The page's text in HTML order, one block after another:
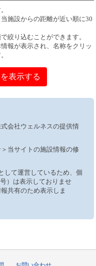
施設からの距離が近い順に30
絞り込むことができます。
報が表示され、名称をクリッ
表示する
会社ウェルネスの提供情
当サイトの施設情報の修
して運営しているため、個
）は表示しておりませ
共有のため表示しま